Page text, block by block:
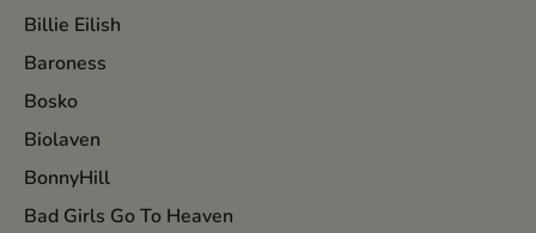
Billie Eilish
Baroness
Bosko
Biolaven
BonnyHill
Bad Girls Go To Heaven